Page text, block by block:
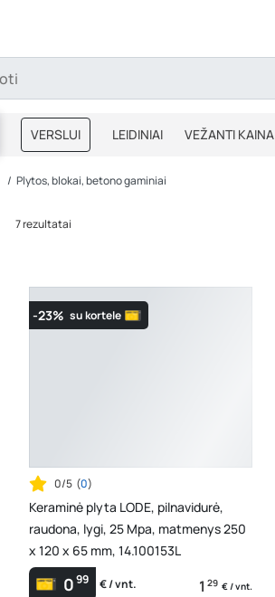
VERSLUI LEIDINIAI VEŽANTI KAINA
MOKIBLOGAS IŠPARDAVIMAS
Plytos, blokai, betono gaminiai
7 rezultatai
-23% su kortele
0/5 (0)
Keraminė plyta LODE, pilnavidurė,
raudona, lygi, 25 Mpa, matmenys 250
x 120 x 65 mm, 14.100153L
099 € / vnt. 1 29 € / vnt.